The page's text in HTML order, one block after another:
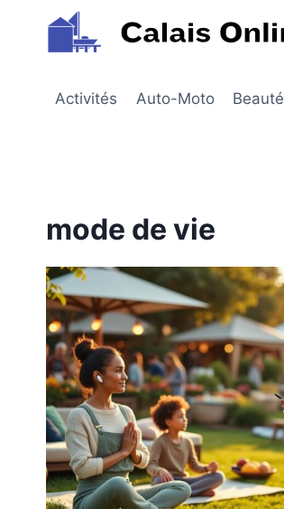
Activités Auto-Moto Beauté
mode de vie